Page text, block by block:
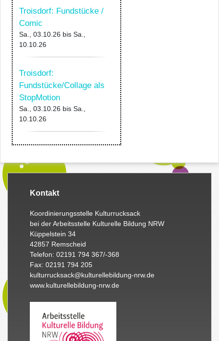
Troisdorf: Fundstücke /
Comic
Sa., 03.10.26 bis Sa.,
10.10.26
Troisdorf:
Fundstücke/Collage als
StopMotion
Sa., 03.10.26 bis Sa.,
10.10.26
Kontakt
Koordinierungsstelle Kulturrucksack
bei der Arbeitsstelle Kulturelle Bildung NRW
Küppelstein 34
42857 Remscheid
Telefon: 02191 794 367/-368
Fax: 02191 794 205
kulturrucksack@kulturellebildung-nrw.de
www.kulturellebildung-nrw.de